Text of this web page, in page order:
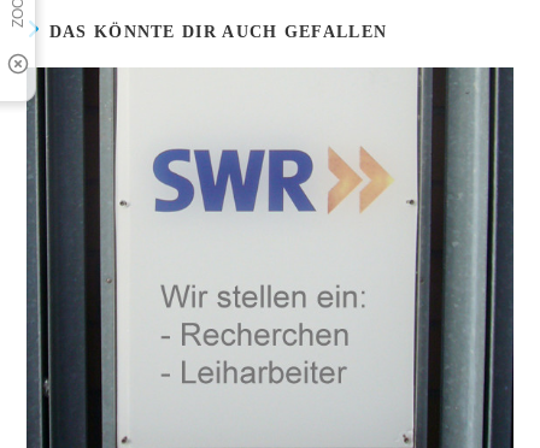
DAS KÖNNTE DIR AUCH GEFALLEN